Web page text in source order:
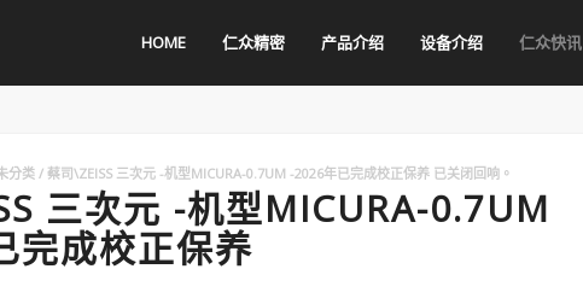
HOME 仁众精密 产品介绍 设备介绍 仁众快讯
分类 蔡司\ZEISS 三次元 -机型MICURA-0.7UM -2026年已完成校正保养 已关闭回响。
三次元 -机型MICURA-0.7UM
完成校正保养